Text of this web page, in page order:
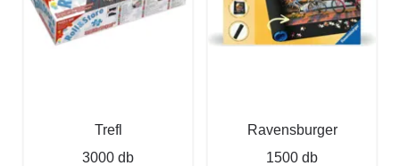
Trefl
3000 db
Ravensburger
1500 db